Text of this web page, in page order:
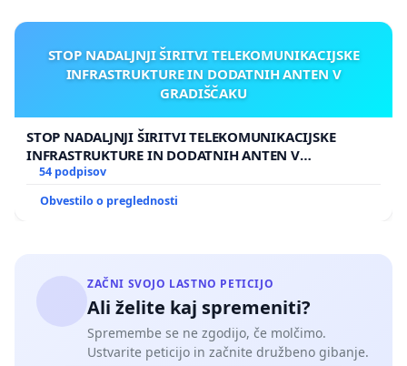
STOP NADALJNJI ŠIRITVI TELEKOMUNIKACIJSKE
INFRASTRUKTURE IN DODATNIH ANTEN V
GRADIŠČAKU
STOP NADALJNJI ŠIRITVI TELEKOMUNIKACIJSKE
INFRASTRUKTURE IN DODATNIH ANTEN V
GRADIŠČAKU
54 podpisov
Obvestilo o preglednosti
ZAČNI SVOJO LASTNO PETICIJO
Ali želite kaj spremeniti?
Spremembe se ne zgodijo, če molčimo.
Ustvarite peticijo in začnite družbeno gibanje.